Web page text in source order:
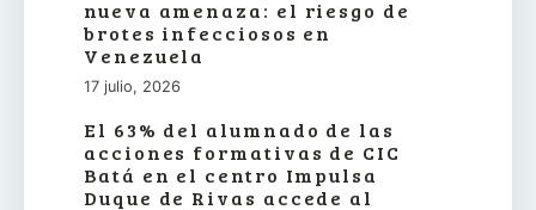
nueva amenaza: el riesgo de
brotes infecciosos en
Venezuela
17 julio, 2026
El 63% del alumnado de las
acciones formativas de CIC
Batá en el centro Impulsa
Duque de Rivas accede al